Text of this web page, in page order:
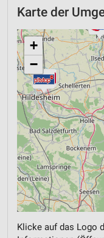
Karte der
+
−
Klicke auf das Logo